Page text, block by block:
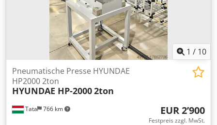
1 / 10
Tata 766 km
Pneumatische Presse HYUNDAE
HP2000 2ton
HYUNDAE HP-20002ton
EUR 2’900
Festpreis zzgl. MwSt.